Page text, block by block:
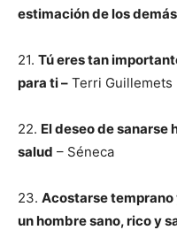
estimación de los demás
21. Tú eres tan
para ti – Terri Guillemets
22. El deseo de sanarse
salud – Séneca
23. Acostarse temprano
un hombre sano, rico y